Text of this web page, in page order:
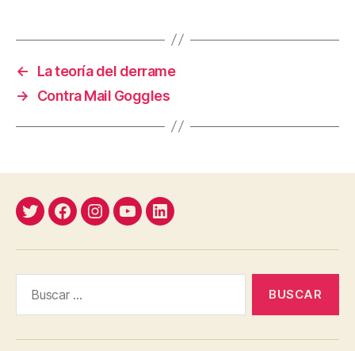
←
La teoría del derrame
→
Contra Mail Goggles
TwitterFacebookInstagram
YouTubeLinkedin